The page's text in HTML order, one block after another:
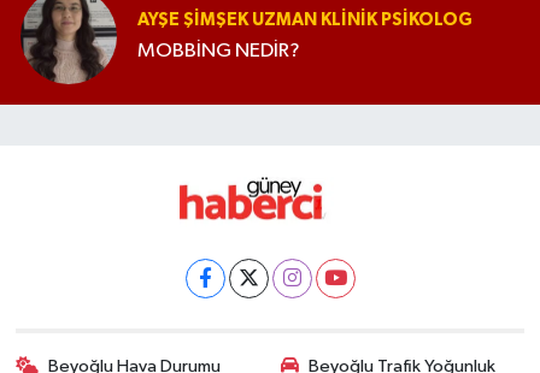
AYŞE ŞIMŞEK UZMAN KLINIK PSIKOLOG
MOBBİNG NEDİR?
Beyoğlu Hava Durumu Beyoğlu Trafik Yoğunluk